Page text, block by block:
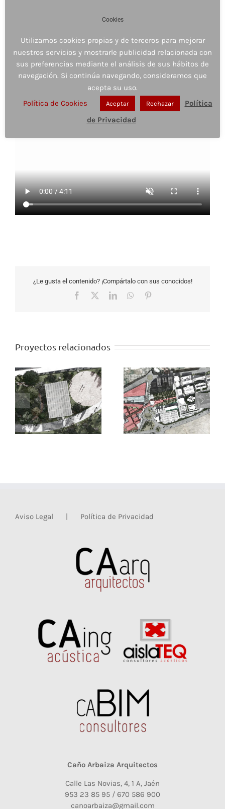
de una propuesta que realza las formas naturales, y que
las estructuras propuestas, generar un todo coherente,
compatible y en equilibrio con las características del
medio natural.
¿Le gusta el contenido? ¡Compártalo con sus conocidos!
Facebook LinkedInWhatsApp
Proyectos relacionados
Aviso Legal Política de Privacidad
Caño Arbaiza Arquitectos
Calle Las Novias, 4, 1 A, Jaén
953 23 85 95 / 670 586 900
canoarbaiza@gmail.com
Cookies
Utilizamos cookies propias y de terceros para mejorar
nuestros servicios y mostrarle publicidad relacionada con
sus preferencias mediante el análisis de sus hábitos de
navegación. Si continúa navegando, consideramos que
acepta su uso.
Política de Cookies
Aceptar Rechazar
Política
de Privacidad